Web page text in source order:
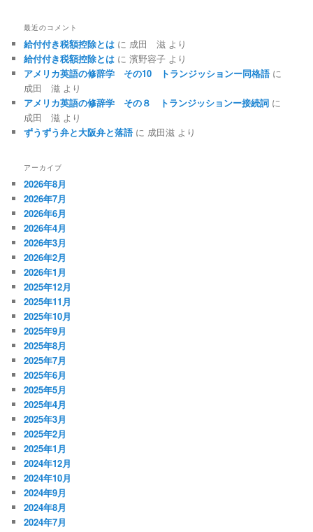
最近のコメント
給付付き税額控除とは に 成田 滋 より
給付付き税額控除とは に濱野容子 より
アメリカ英語の修辞学 その10 トランジッションー同格語に
成田 滋 より
アメリカ英語の修辞学 その８ トランジッションー接続詞 に
成田 滋 より
ずうずう弁と大阪弁と落語に 成田滋 より
アーカイブ
2026年8月
2026年7月
2026年6月
2026年4月
2026年3月
2026年2月
2026年1月
2025年12月
2025年11月
2025年10月
2025年9月
2025年8月
2025年7月
2025年6月
2025年5月
2025年4月
2025年3月
2025年2月
2025年1月
2024年12月
2024年10月
2024年9月
2024年8月
2024年7月